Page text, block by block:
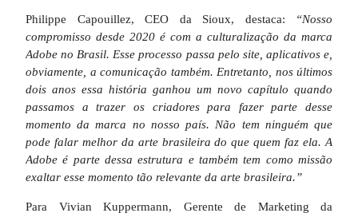
Philippe Capouillez, CEO da Sioux, destaca:
“Nosso
compromisso desde 2020 é com a culturalização da marca
Adobe no Brasil. Esse processo passa pelo site, aplicativos e,
obviamente, a comunicação também. Entretanto, nos últimos
dois anos essa história ganhou um novo capítulo quando
passamos a trazer os criadores para fazer parte desse
momento da marca no nosso país. Não tem ninguém que
pode falar melhor da arte brasileira do que quem faz ela. A
Adobe é parte dessa estrutura e também tem como missão
exaltar esse momento tão relevante da arte brasileira.”
Para Vivian Kuppermann, Gerente de Marketing da